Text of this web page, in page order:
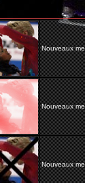
Nouveaux
Nouveaux
Nouveaux